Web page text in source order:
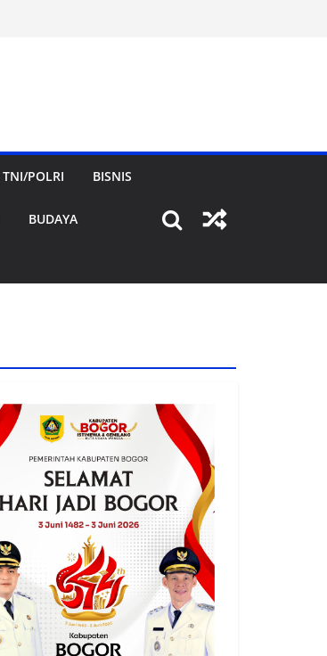
TNI/POLRI BISNIS
BUDAYA